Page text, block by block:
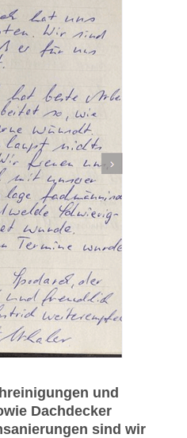
und
Dachdecker
sind wir